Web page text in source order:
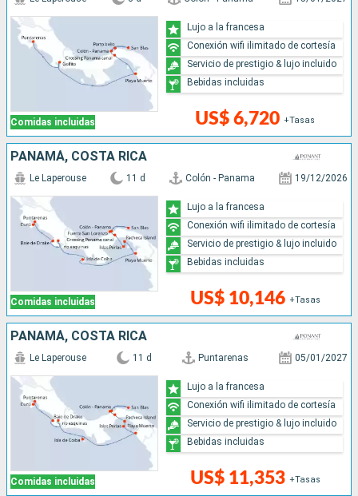
Comidas incluidas US$ 6,720 +Tasas
Lujo a la francesa
Conexión wifi ilimitado de cortesía
Servicio de prestigio & lujo incluido
Bebidas incluidas
PANAMÁ, COSTA RICA
Comidas incluidas
Le Laperouse 11 d Colón - Panama 19/12/2026
US$ 10,146 +Tasas
Lujo a la francesa
Conexión wifi ilimitado de cortesía
Servicio de prestigio & lujo incluido
Bebidas incluidas
PANAMÁ, COSTA RICA
Comidas incluidas
Le Laperouse 11 d Puntarenas 05/01/2027
US$ 11,353 +Tasas
Lujo a la francesa
Conexión wifi ilimitado de cortesía
Servicio de prestigio & lujo incluido
Bebidas incluidas